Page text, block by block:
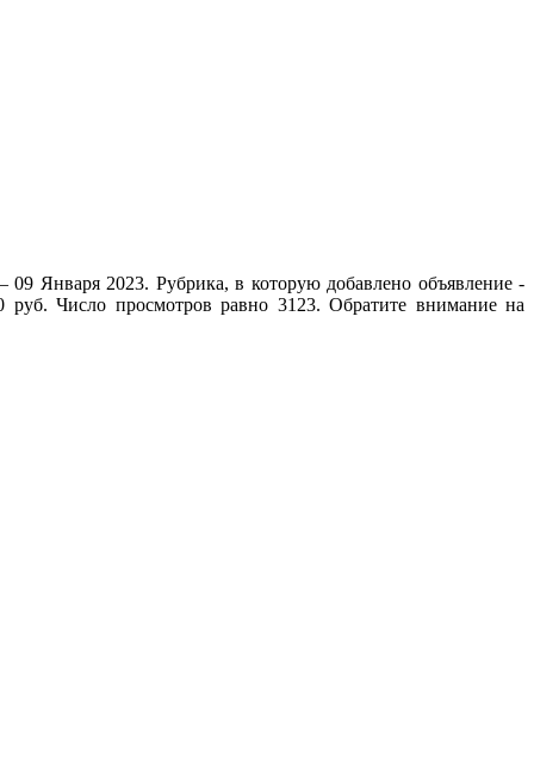
09 Января 2023. Рубрика, в которую добавлено объявление -
руб. Число просмотров равно 3123. Обратите внимание на